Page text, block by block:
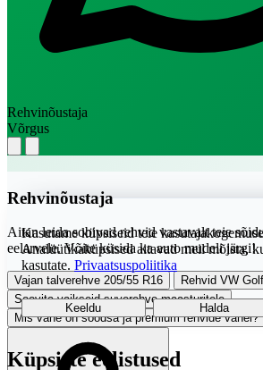
Rehvinõustaja
Võrgus
Rehvinõustaja
Aitan leida sobivad rehvid vastavalt teie
eelarvele. Võite küsida ka auto mudeli järgi!
Vajan talverehve 205/55 R16
Rehvid VW
Soovita vaikseid suverehve maasturitele
Mis vahe on soodsa ja premium rehvide vahel?
Kasutame küpsiseid teie
Analüütikaküpsised aitavad meil mõista,
kasutate. Privaatsuspoliitika
Keeldu Halda
Küpsiste eelistused